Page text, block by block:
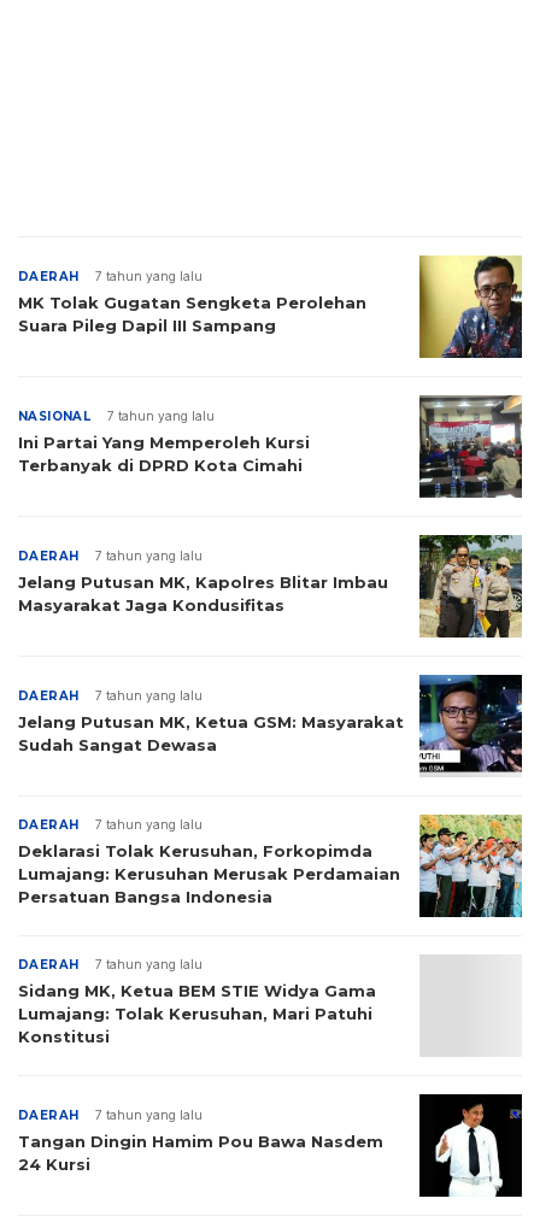
DAERAH 7 tahun yang lalu
MK Tolak Gugatan Sengketa Perolehan
Suara Pileg Dapil III Sampang
NASIONAL 7 tahun yang lalu
Ini Partai Yang Memperoleh Kursi
Terbanyak di DPRD Kota Cimahi
DAERAH 7 tahun yang lalu
Jelang Putusan MK, Kapolres Blitar Imbau
Masyarakat Jaga Kondusifitas
DAERAH 7 tahun yang lalu
Jelang Putusan MK, Ketua GSM: Masyarakat
Sudah Sangat Dewasa
DAERAH 7 tahun yang lalu
Deklarasi Tolak Kerusuhan, Forkopimda
Lumajang: Kerusuhan Merusak Perdamaian
Persatuan Bangsa Indonesia
DAERAH 7 tahun yang lalu
Sidang MK, Ketua BEM STIE Widya Gama
Lumajang: Tolak Kerusuhan, Mari Patuhi
Konstitusi
DAERAH 7 tahun yang lalu
Tangan Dingin Hamim Pou Bawa Nasdem
24 Kursi